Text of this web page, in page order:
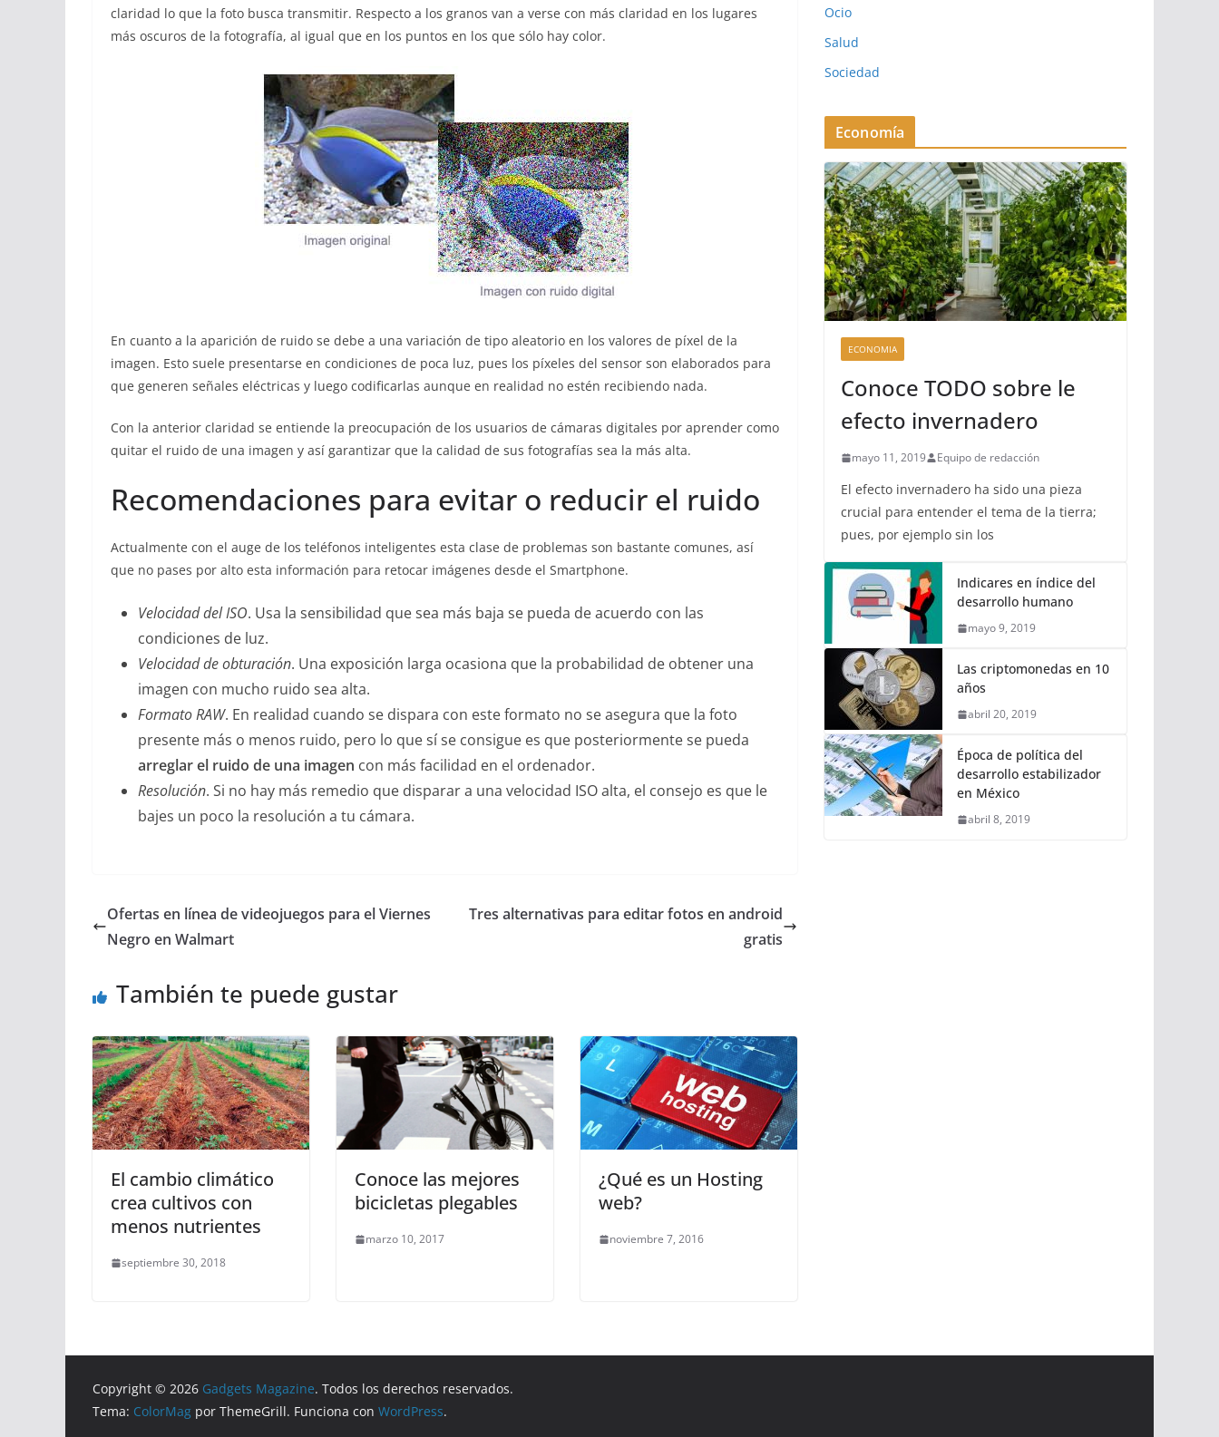
claridad lo que la foto busca transmitir. Respecto a los granos van a verse con más claridad en los lugares
más oscuros de la fotografía, al igual que en los puntos en los que sólo hay color.
En cuanto a la aparición de ruido se debe a una variación de tipo aleatorio en los valores de píxel de la
imagen. Esto suele presentarse en condiciones de poca luz, pues los píxeles del sensor son elaborados para
que generen señales eléctricas y luego codificarlas aunque en realidad no estén recibiendo nada.
Con la anterior claridad se entiende la preocupación de los usuarios de cámaras digitales por aprender como
quitar el ruido de una imagen y así garantizar que la calidad de sus fotografías sea la más alta.
Recomendaciones para evitar o reducir el ruido
Actualmente con el auge de los teléfonos inteligentes esta clase de problemas son bastante comunes, así
que no pases por alto esta información para retocar imágenes desde el Smartphone.
Velocidad del ISO. Usa la sensibilidad que sea más baja se pueda de acuerdo con las
condiciones de luz.
Velocidad de obturación. Una exposición larga ocasiona que la probabilidad de obtener una
imagen con mucho ruido sea alta.
Formato RAW. En realidad cuando se dispara con este formato no se asegura que la foto
presente más o menos ruido, pero lo que sí se consigue es que posteriormente se pueda
arreglar el ruido de una imagen con más facilidad en el ordenador.
Resolución. Si no hay más remedio que disparar a una velocidad ISO alta, el consejo es que le
bajes un poco la resolución a tu cámara.
Ofertas en línea de videojuegos para el Viernes
Negro en Walmart
Tres alternativas para editar fotos en android
gratis
También te puede gustar
El cambio climático
crea cultivos con
menos nutrientes
septiembre 30, 2018
Conoce las mejores
bicicletas plegables
marzo 10, 2017
¿Qué es un Hosting
web?
noviembre 7, 2016
Ocio
Salud
Sociedad
Economía
ECONOMIA
Conoce TODO sobre le
efecto invernadero
mayo 11, 2019 Equipo de redacción
El efecto invernadero ha sido una pieza
crucial para entender el tema de la tierra;
pues, por ejemplo sin los
Indicares en índice del
desarrollo humano
mayo 9, 2019
Las criptomonedas en 10
años
abril 20, 2019
Época de política del
desarrollo estabilizador
en México
abril 8, 2019
Copyright © 2026 Gadgets Magazine. Todos los derechos reservados.
Tema: ColorMag por ThemeGrill. Funciona con WordPress.